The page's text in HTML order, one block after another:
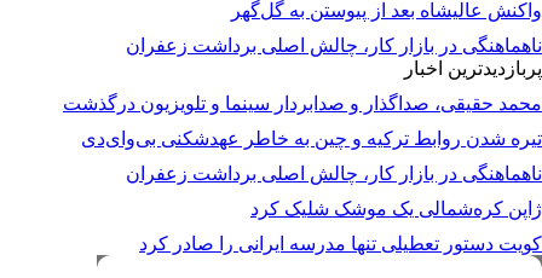
واکنش عالیشاه بعد از پیوستن به گل‌گهر
ناهماهنگی در بازار کار، چالش اصلی برداشت زعفران
پربازدیدترین اخبار
محمد حقیقی، صداگذار و صدابردار سینما و تلویزیون درگذشت
تیره شدن روابط ترکیه و چین به خاطر عهدشکنی بی‌وای‌دی
ناهماهنگی در بازار کار، چالش اصلی برداشت زعفران
ژاپن کره‌شمالی یک موشک شلیک کرد
کویت دستور تعطیلی تنها مدرسه ایرانی را صادر کرد
جدیدترین قیمت‌ها